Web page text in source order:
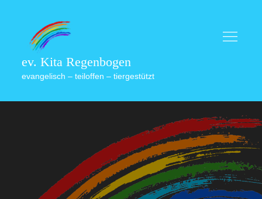
content
ev. Kita Regenbogen
evangelisch – teiloffen – tiergestützt